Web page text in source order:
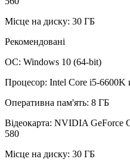
Місце на диску: 30 ГБ
Рекомендовані
ОС: Windows 10 (64-bit)
Процесор: Intel Core i5-
Оперативна пам'ять: 8 ГБ
Відеокарта: NVIDIA
580
Місце на диску: 30 ГБ